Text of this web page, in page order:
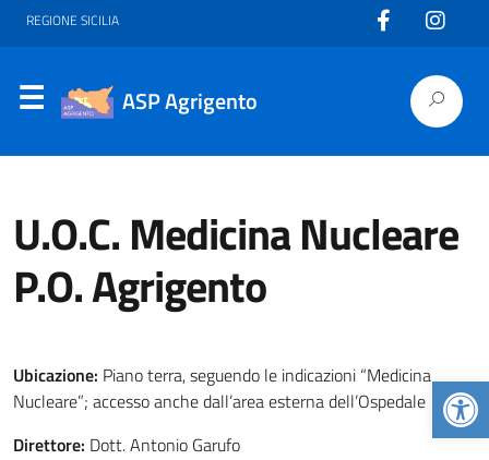
REGIONE SICILIA
ASP Agrigento
U.O.C. Medicina Nucleare
P.O. Agrigento
Ubicazione: Piano terra, seguendo le indicazioni “Medicina
Nucleare”; accesso anche dall’area esterna dell’Ospedale
Direttore: Dott. Antonio Garufo